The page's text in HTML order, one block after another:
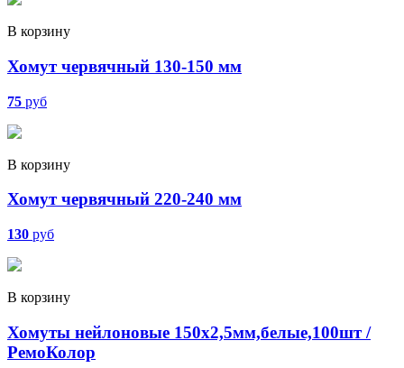
В корзину
Хомут червячный 130-150 мм
75 руб
В корзину
Хомут червячный 220-240 мм
130 руб
В корзину
Хомуты нейлоновые 150х2,5мм,белые,100шт /
РемоКолор